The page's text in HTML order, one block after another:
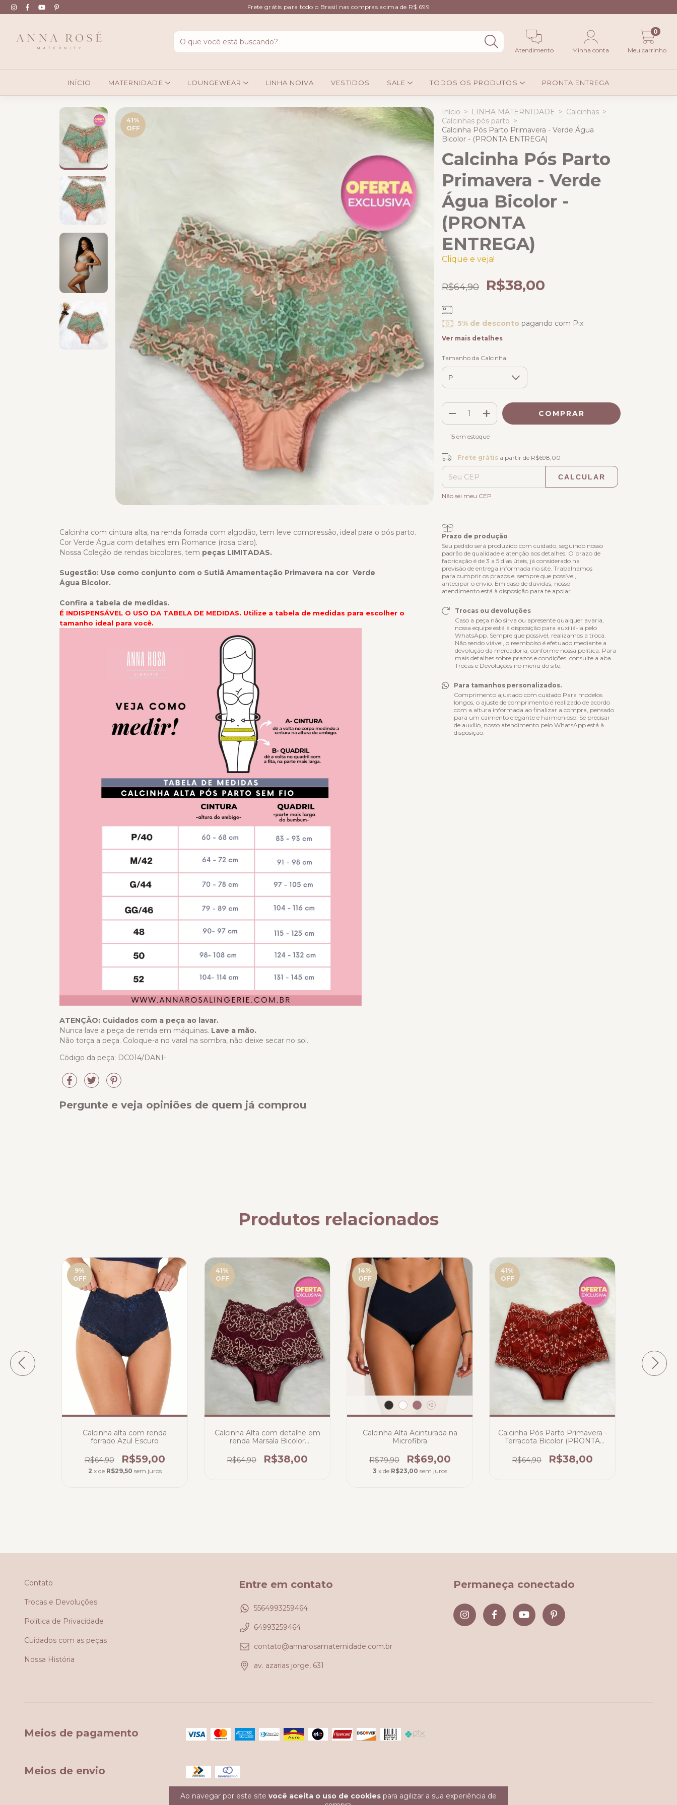
Frete grátis para todo o Brasil nas compras acima de R$ 699
Atendimento Minha conta Meu carrinho
0
INÍCIO MATERNIDADE LOUNGEWEAR LINHA NOIVA VESTIDOS SALE TODOS OS PRODUTOS PRONTA ENTREGA
Ao navegar por este site você aceita o uso de cookies para agilizar a sua experiência de
41%
OFF
Calcinha com cintura alta, na renda forrada com algodão, tem leve compressão, ideal para o pós parto.
Cor Verde Água com detalhes em Romance (rosa claro).
Nossa Coleção de rendas bicolores, tem peças LIMITADAS.
Sugestão: Use como conjunto com o Sutiã Amamentação Primavera na cor Verde
Água Bicolor.
Confira a tabela de medidas.
É INDISPENSÁVEL O USO DA TABELA DE MEDIDAS. Utilize a tabela de medidas para escolher o
tamanho ideal para você.
ATENÇÃO: Cuidados com a peça ao lavar.
Nunca lave a peça de renda em máquinas. Lave a mão.
Não torça a peça. Coloque-a no varal na sombra, não deixe secar no sol.
Código da peça: DC014/DANI-
Início > LINHA MATERNIDADE > Calcinhas >
Calcinhas pós parto >
Calcinha Pós Parto Primavera - Verde Água
Bicolor - (PRONTA ENTREGA)
Calcinha Pós Parto
Primavera - Verde
Água Bicolor -
(PRONTA
ENTREGA)
Clique e veja!
R$64,90 R$38,00
5% de desconto pagando com Pix
Ver mais detalhes
Tamanho da Calcinha
15em estoque
Frete grátis R$698,00
Entregas para o CEP: ALTERAR CEP
Frete grátisa partir de R$698,00
CALCULAR
Não sei meu CEP
Prazo de produção
Seu pedido será produzido com cuidado, seguindo nosso
padrão de qualidade e atenção aos detalhes. O prazo de
fabricação é de 3 a 5 dias úteis, já considerado na
previsão de entrega informada no site. Trabalhamos
para cumprir os prazos e, sempre que possível,
antecipar o envio. Em caso de dúvidas, nosso
atendimento está à disposição para te apoiar.
Trocas ou devoluções
Caso a peça não sirva ou apresente qualquer avaria,
nossa equipe está à disposição para auxiliá-la pelo
WhatsApp. Sempre que possível, realizamos a troca.
Não sendo viável, o reembolso é efetuado mediante a
devolução da mercadoria, conforme nossa política. Para
mais detalhes sobre prazos e condições, consulte a aba
Trocas e Devoluções no menu do site.
Para tamanhos personalizados.
Comprimento ajustado com cuidado Para modelos
longos, o ajuste de comprimento é realizado de acordo
com a altura informada ao finalizar a compra, pensado
para um caimento elegante e harmonioso. Se precisar
de auxílio, nosso atendimento pelo WhatsApp está à
disposição.
Pergunte e veja opiniões de quem já comprou
Produtos relacionados
9%
OFF
Calcinha alta com renda
forrado Azul Escuro
R$64,90 R$59,00
2 x de R$29,50 sem juros
41%
OFF
Calcinha Alta com detalhe em
renda Marsala Bicolor
R$64,90
R$38,00
14%
OFF
+2
Calcinha Alta Acinturada na
Microfibra
R$79,90 R$69,00
3 x de R$23,00 sem juros
41%
OFF
Calcinha Pós Parto Primavera -
Terracota Bicolor (PRONTA
R$64,90
R$38,00
Contato
Trocas e Devoluções
Política de Privacidade
Cuidados com as peças
Nossa História
Entre em contato
5564993259464
64993259464
contato@annarosamaternidade.com.br
av. azarias jorge, 631
Permaneça conectado
Meios de pagamento
Meios de envio